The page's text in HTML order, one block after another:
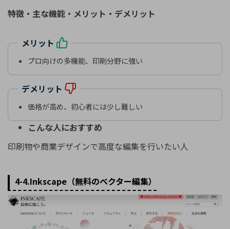
特徴・主な機能・メリット・デメリット
メリット
プロ向けの多機能、印刷分野に強い
デメリット
価格が高め、初心者には少し難しい
こんな人におすすめ
印刷物や商業デザインで高度な編集を行いたい人
4-4.Inkscape（無料のベクター編集）